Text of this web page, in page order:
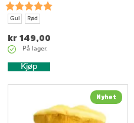
Gul Rød
kr 149,00
På lager.
Kjøp